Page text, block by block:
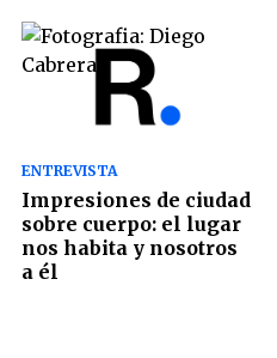
ENTREVISTA
Impresiones de ciudad
sobre cuerpo: el lugar
nos habita y nosotros
a él